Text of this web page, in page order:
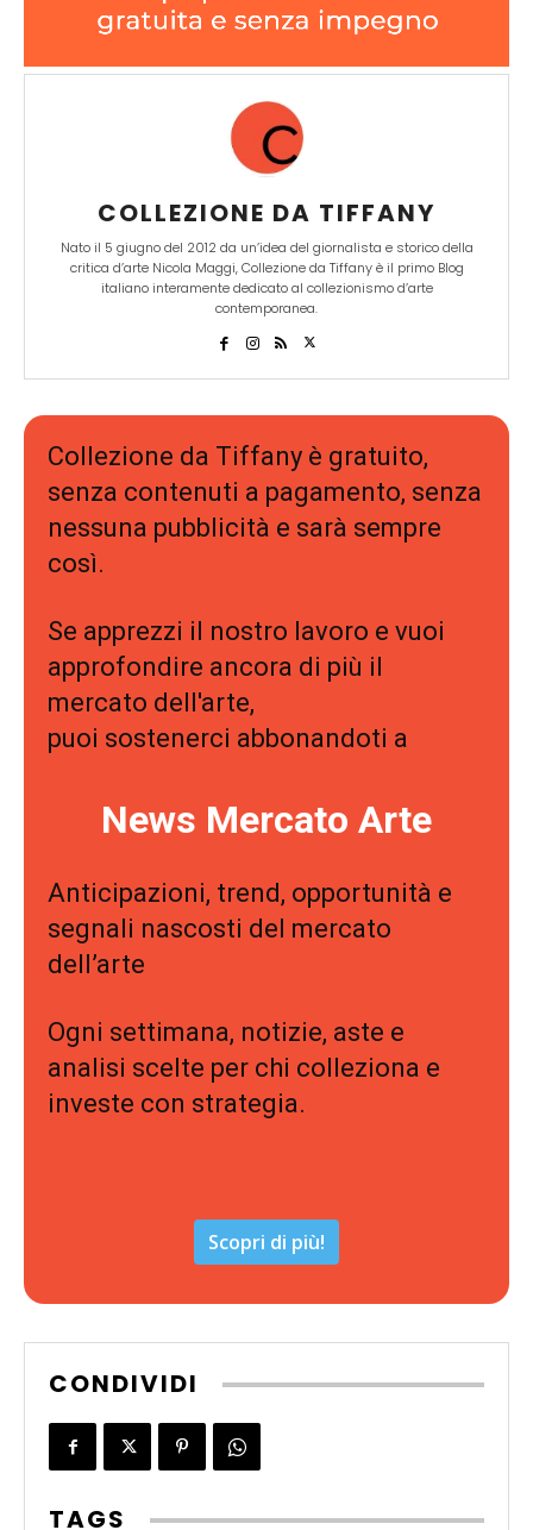
COLLEZIONE DA TIFFANY
Nato il 5 giugno del 2012 da un’idea del giornalista e storico della
critica d’arte Nicola Maggi, Collezione da Tiffany è il primo Blog
italiano interamente dedicato al collezionismo d’arte
contemporanea.
Collezione da Tiffany è gratuito,
senza contenuti a pagamento, senza
nessuna pubblicità e sarà sempre
così.
Se apprezzi il nostro lavoro e vuoi
approfondire ancora di più il
mercato dell'arte,
puoi sostenerci abbonandoti a
News Mercato Arte
Anticipazioni, trend, opportunità e
segnali nascosti del mercato
dell’arte
Ogni settimana, notizie, aste e
analisi scelte per chi colleziona e
investe con strategia.
Scopri di più!
CONDIVIDI
TAGS